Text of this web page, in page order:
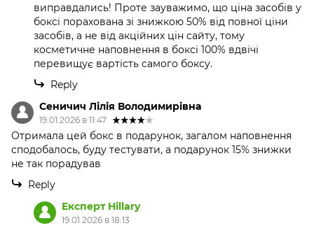
виправдались! Проте зауважимо, що ціна засобів у
боксі порахована зі знижкою 50% від повної ціни
засобів, а не від акційних цін сайту, тому
косметичне наповнення в боксі 100% вдвічі
перевищує вартість самого боксу.
Reply
Сеничич Лілія Володимирівна
19.01.2026 в 11:47
Отримала цей бокс в подарунок, загалом наповнення
сподобалось, буду тестувати, а подарунок 15% знижки
не так порадував
Reply
Експерт Hillary
19.01.2026 в 18:13